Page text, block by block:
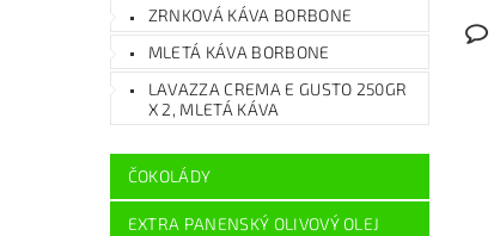
ZRNKOVÁ KÁVA BORBONE
MLETÁ KÁVA BORBONE
LAVAZZA CREMA E GUSTO 250GR
X 2, MLETÁ KÁVA
ČOKOLÁDY
EXTRA PANENSKÝ OLIVOVÝ OLEJ